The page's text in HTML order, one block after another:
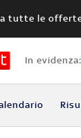
tutte le
In evidenza: